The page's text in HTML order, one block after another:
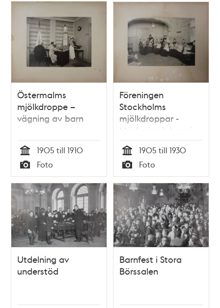
Östermalms
mjölkdroppe –
vägning av barn
Tid
1905 till 1910
Typ
Foto
Föreningen
Stockholms
mjölkdroppar -
Mödrar och barn i
väntrummet
Tid
1905 till 1930
Typ
Foto
Utdelning av
understöd
Barnfest i Stora
Börssalen